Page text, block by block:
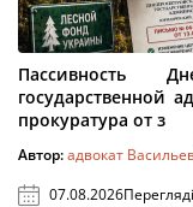
Пассивность
государственной
прокуратура от з
Автор:адвокат
07.08.2026